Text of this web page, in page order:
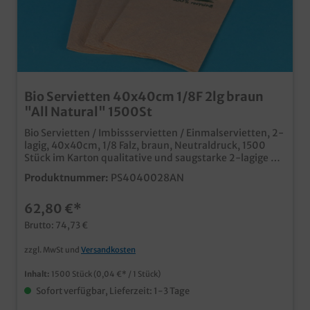
Bio Servietten 40x40cm 1/8F 2lg braun
"All Natural" 1500St
Bio Servietten / Imbissservietten / Einmalservietten, 2-
lagig, 40x40cm, 1/8 Falz, braun, Neutraldruck, 1500
Stück im Karton qualitative und saugstarke 2-lagige Bio
Serviette aus Recyclingmaterial naturbrauner Öko Look
mit "All Natural" Neutraldruck individuell bedruckbar
Produktnummer: PS4040028AN
62,80 €*
Brutto: 74,73 €
zzgl. MwSt und Versandkosten
Inhalt: 1500 Stück (0,04 €* / 1 Stück)
Sofort verfügbar, Lieferzeit: 1-3 Tage